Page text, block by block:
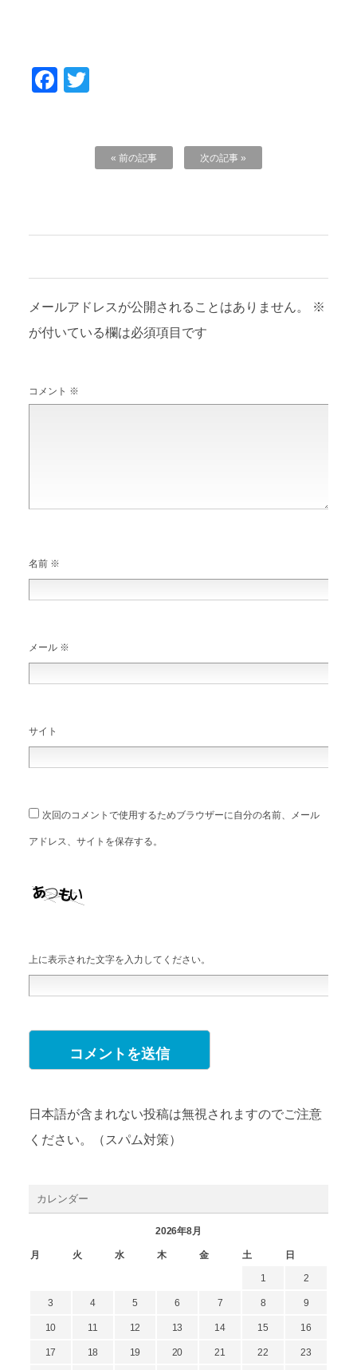
Facebook
Twitter
« 前の記事 次の記事 »
メールアドレスが公開されることはありません。
※
が付いている欄は必須項目です
コメント ※
名前 ※
メール ※
サイト
次回のコメントで使用するためブラウザーに自分の名前、メール
アドレス、サイトを保存する。
上に表示された文字を入力してください。
日本語が含まれない投稿は無視されますのでご注意
ください。（スパム対策）
カレンダー
2026年8月
月 火 水 木 金 土 日
1 2
3 4 5 6 7 8 9
10 11 12 13 14 15 16
17 18 19 20 21 22 23